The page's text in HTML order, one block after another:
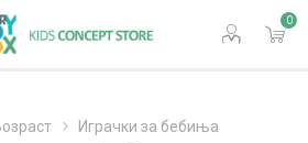
0
Играчки за бебиња